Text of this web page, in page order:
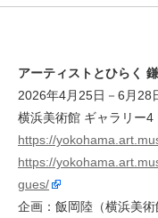
アーティストとひらく
2026年4月25日－6月28
横浜美術館 ギャラリー4
https://
https://
gues/
企画：飯岡陸（横浜美術